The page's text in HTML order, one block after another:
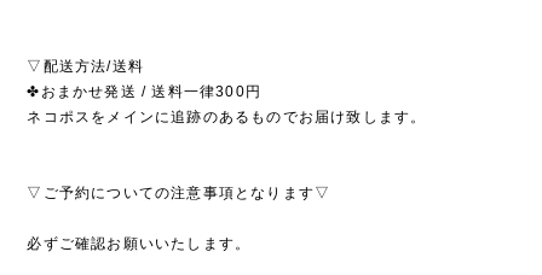
▽配送方法/送料
✤おまかせ発送 / 送料一律300円
ネコポスをメインに追跡のあるものでお届け致します。
▽ご予約についての注意事項となります▽
必ずご確認お願いいたします。